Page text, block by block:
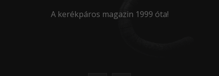
A kerékpáros magazin 1999 óta!